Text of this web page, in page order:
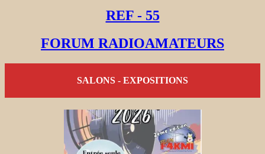
REF - 55
FORUM RADIOAMATEURS
SALONS - EXPOSITIONS